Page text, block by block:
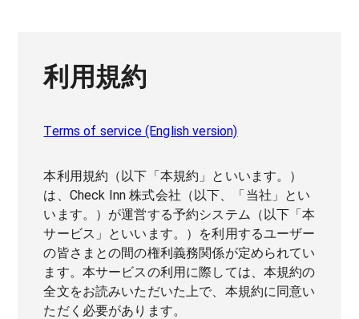
利用規約
Terms of service (English version)
本利用規約（以下「本規約」といいます。）
は、Check Inn 株式会社（以下、「当社」とい
います。）が運営する予約システム（以下「本
サービス」といいます。）を利用するユーザー
の皆さまとの間の権利義務関係が定められてい
ます。本サービスの利用に際しては、本規約の
全文をお読みいただいた上で、本規約に同意い
ただく必要があります。